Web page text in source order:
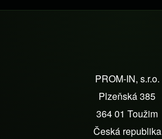
PROM-IN, s.r.o.
Plzeňská 385
364 01 Toužim
Česká republika